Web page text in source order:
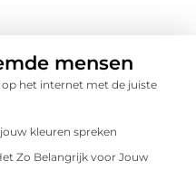
mensen
op het internet met de juiste
kleuren spreken
Zo Belangrijk voor Jouw